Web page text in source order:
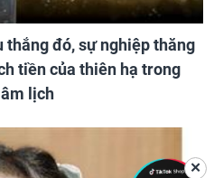
thắng đó, sự nghiệp thăng
tiền của thiên hạ trong
lịch
✕